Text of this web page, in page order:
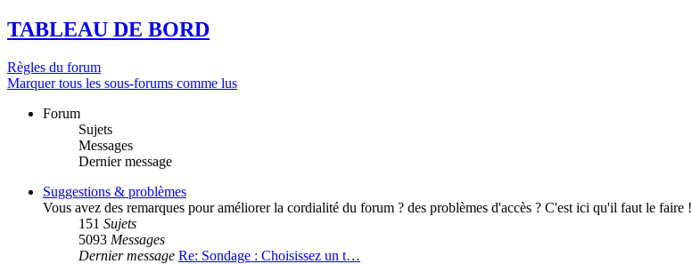
TABLEAU DE BORD
Règles du forum
Marquer tous les sous-forums comme lus
Forum
Sujets
Messages
Dernier message
Suggestions & problèmes
Vous avez des remarques pour améliorer la cordialité du forum ? des problèmes d'accès ? C'est ici qu'il faut le faire !
151 Sujets
5093 Messages
Dernier message Re: Sondage : Choisissez un t…